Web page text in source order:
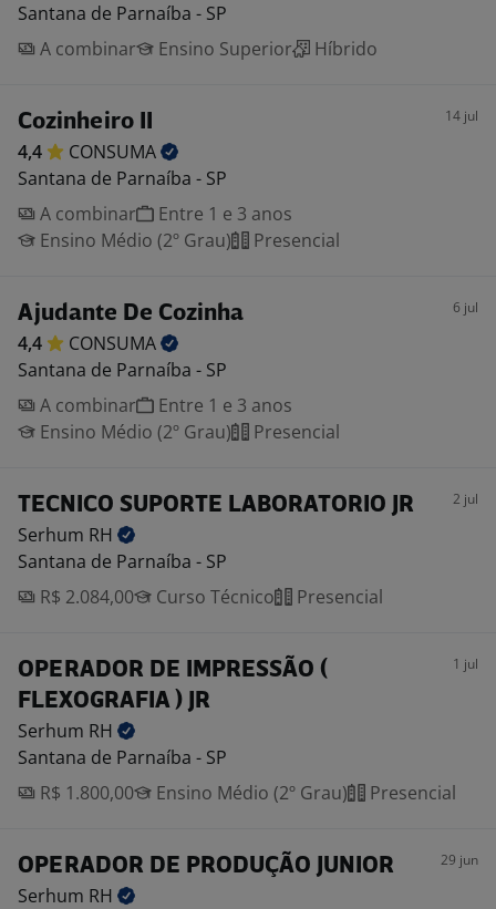
Santana de Parnaíba - SP
A combinar
Ensino Superior Híbrido
Cozinheiro II 14 jul
4,4
CONSUMA
Santana de Parnaíba - SP
A combinar
Entre 1 e 3 anos
Ensino Médio (2º Grau)
Presencial
Ajudante De Cozinha 6 jul
4,4
CONSUMA
Santana de Parnaíba - SP
A combinar
Entre 1 e 3 anos
Ensino Médio (2º Grau)
Presencial
TECNICO SUPORTE LABORATORIO JR 2 jul
Serhum RH
Santana de Parnaíba - SP
R$ 2.084,00
Curso Técnico Presencial
OPERADOR DE IMPRESSÃO (
FLEXOGRAFIA ) JR
1 jul
Serhum RH
Santana de Parnaíba - SP
R$ 1.800,00
Ensino Médio (2º Grau) Presencial
OPERADOR DE PRODUÇÃO JUNIOR 29 jun
Serhum RH